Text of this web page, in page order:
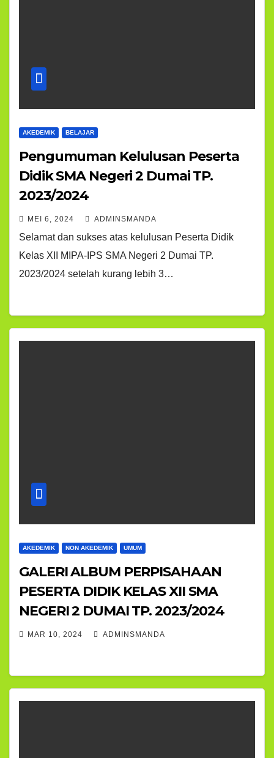
AKEDEMIK BELAJAR
Pengumuman Kelulusan Peserta
Didik SMA Negeri 2 Dumai TP.
2023/2024
MEI 6, 2024 ADMINSMANDA
Selamat dan sukses atas kelulusan Peserta Didik
Kelas XII MIPA-IPS SMA Negeri 2 Dumai TP.
2023/2024 setelah kurang lebih 3…
AKEDEMIK NON AKEDEMIK UMUM
GALERI ALBUM PERPISAHAAN
PESERTA DIDIK KELAS XII SMA
NEGERI 2 DUMAI TP. 2023/2024
MAR 10, 2024 ADMINSMANDA